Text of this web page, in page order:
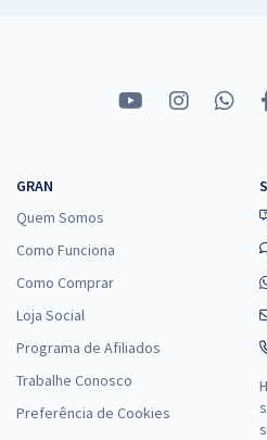
GRAN
Quem Somos
Como Funciona
Como Comprar
Loja Social
Programa de Afiliados
Trabalhe Conosco
Preferência de Cookies